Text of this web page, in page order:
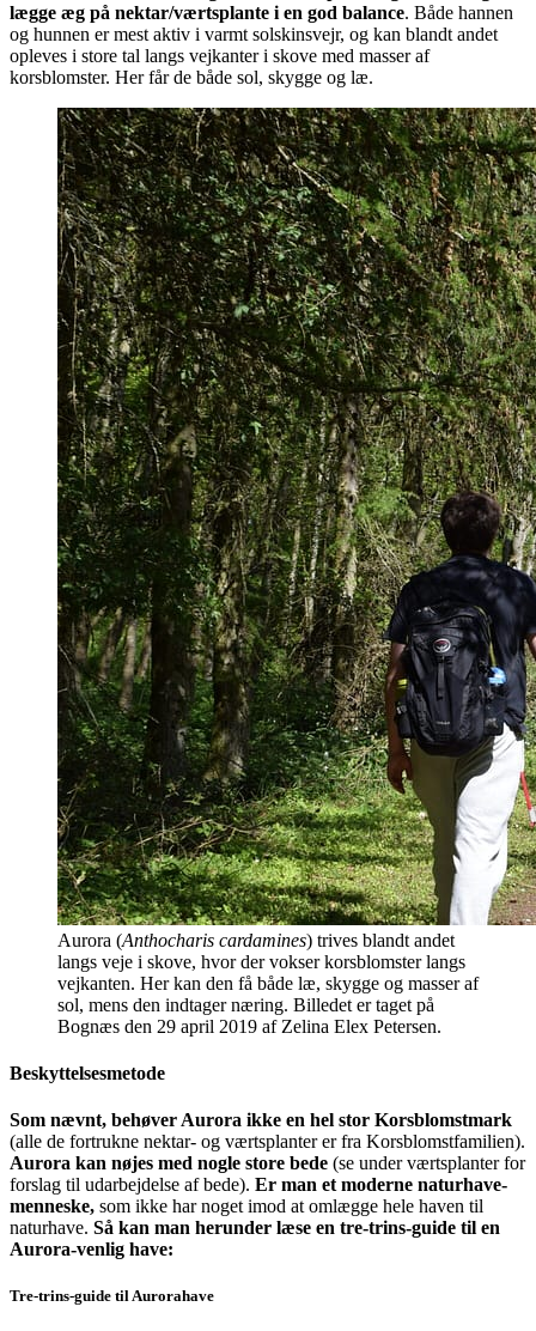
lægge æg på nektar/værtsplante i en god balance. Både hannen
og hunnen er mest aktiv i varmt solskinsvejr, og kan blandt andet
opleves i store tal langs vejkanter i skove med masser af
korsblomster. Her får de både sol, skygge og læ.
Aurora (Anthocharis cardamines) trives blandt andet
langs veje i skove, hvor der vokser korsblomster langs
vejkanten. Her kan den få både læ, skygge og masser af
sol, mens den indtager næring. Billedet er taget på
Bognæs den 29 april 2019 af Zelina Elex Petersen.
Beskyttelsesmetode
Som nævnt, behøver Aurora ikke en hel stor Korsblomstmark
(alle de fortrukne nektar- og værtsplanter er fra Korsblomstfamilien).
Aurora kan nøjes med nogle store bede (se under værtsplanter for
forslag til udarbejdelse af bede). Er man et moderne naturhave-
menneske, som ikke har noget imod at omlægge hele haven til
naturhave. Så kan man herunder læse en tre-trins-guide til en
Aurora-venlig have:
Tre-trins-guide til Aurorahave